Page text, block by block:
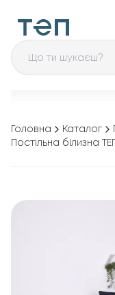
Головна Каталог
Постільна білизна